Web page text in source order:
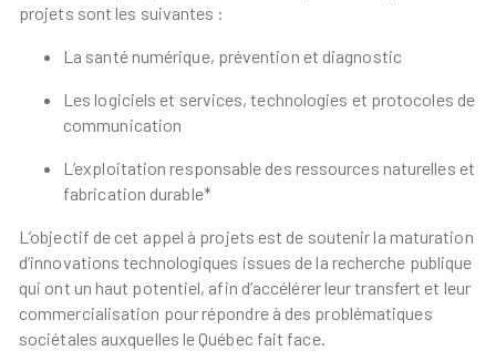
projets sont les suivantes :
La santé numérique, prévention et diagnostic
Les logiciels et services, technologies et protocoles de
communication
L’exploitation responsable des ressources naturelles et
fabrication durable*
L’objectif de cet appel à projets est de soutenir la maturation
d’innovations technologiques issues de la recherche publique
qui ont un haut potentiel, afin d’accélérer leur transfert et leur
commercialisation pour répondre à des problématiques
sociétales auxquelles le Québec fait face.